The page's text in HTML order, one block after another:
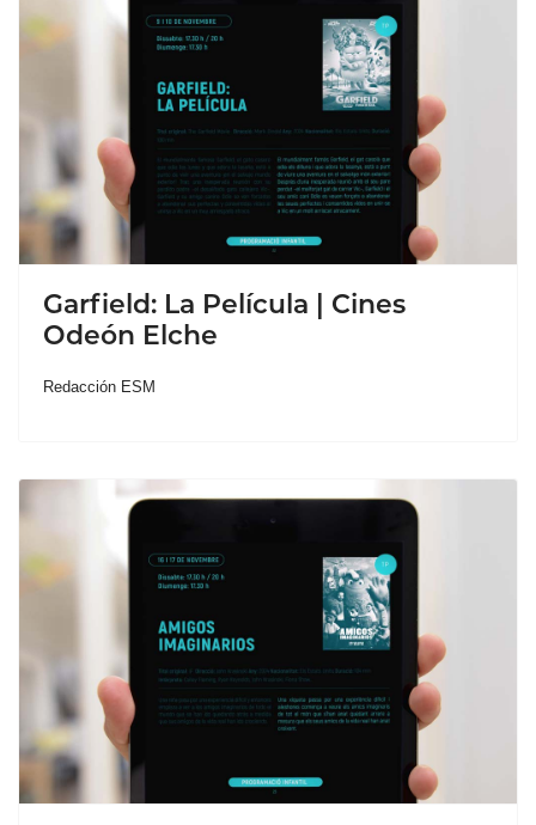
Garfield: La Película | Cines
Odeón Elche
Redacción ESM